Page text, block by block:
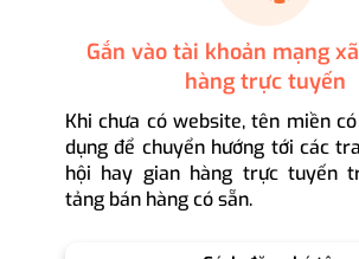
Gắn vào tài khoản mạng
hàng trực tuyến
Khi chưa có website, tên miền
dụng để chuyển hướng tới các
hội hay gian hàng trực tuyến
tảng bán hàng có sẵn.